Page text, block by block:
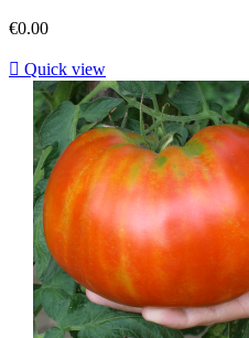
€0.00
 Quick view